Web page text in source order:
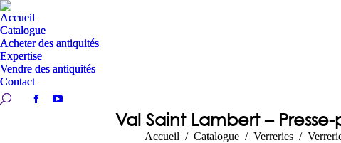
Accueil
Catalogue
Acheter des antiquités
Expertise
Vendre des antiquités
Contact
Recherche:
FacebookYouTube
Val Saint Lambert –
Vous êtes ici :
Accueil Catalogue Verreries
Accueil
Catalogue
Acheter des antiquités
Expertise
Vendre des antiquités
Contact
Recherche:
FacebookYouTube